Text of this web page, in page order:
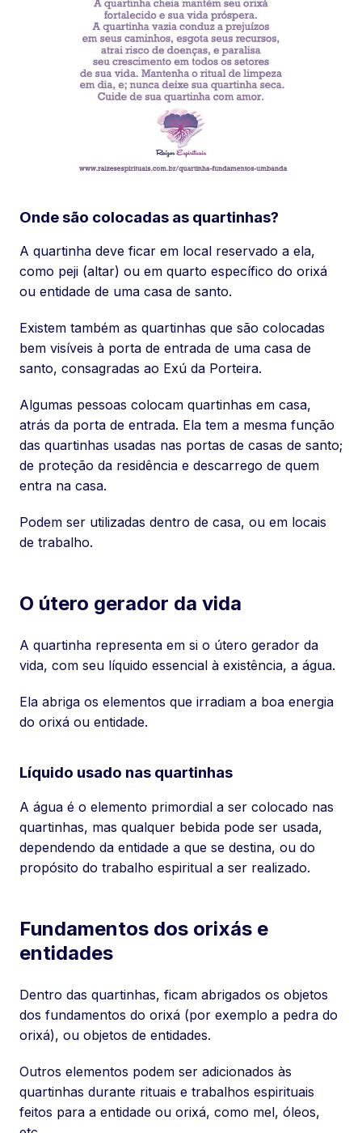
Onde são colocadas as quartinhas?
A quartinha deve ficar em local reservado a ela,
como peji (altar) ou em quarto específico do orixá
ou entidade de uma casa de santo.
Existem também as quartinhas que são colocadas
bem visíveis à porta de entrada de uma casa de
santo, consagradas ao Exú da Porteira.
Algumas pessoas colocam quartinhas em casa,
atrás da porta de entrada. Ela tem a mesma função
das quartinhas usadas nas portas de casas de santo;
de proteção da residência e descarrego de quem
entra na casa.
Podem ser utilizadas dentro de casa, ou em locais
de trabalho.
O útero gerador da vida
A quartinha representa em si o útero gerador da
vida, com seu líquido essencial à existência, a água.
Ela abriga os elementos que irradiam a boa energia
do orixá ou entidade.
Líquido usado nas quartinhas
A água é o elemento primordial a ser colocado nas
quartinhas, mas qualquer bebida pode ser usada,
dependendo da entidade a que se destina, ou do
propósito do trabalho espiritual a ser realizado.
Fundamentos dos orixás e
entidades
Dentro das quartinhas, ficam abrigados os objetos
dos fundamentos do orixá (por exemplo a pedra do
orixá), ou objetos de entidades.
Outros elementos podem ser adicionados às
quartinhas durante rituais e trabalhos espirituais
feitos para a entidade ou orixá, como mel, óleos,